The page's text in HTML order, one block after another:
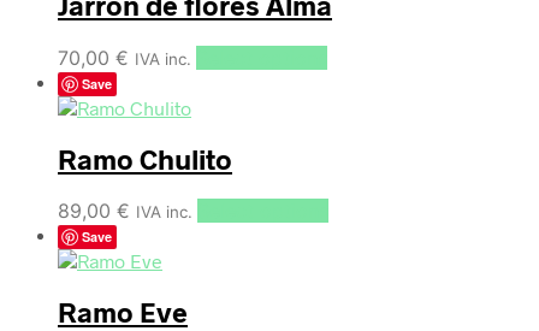
70,00 € IVA inc.
Save
Ramo Chulito
89,00 € IVA inc.
Save
Ramo Eve